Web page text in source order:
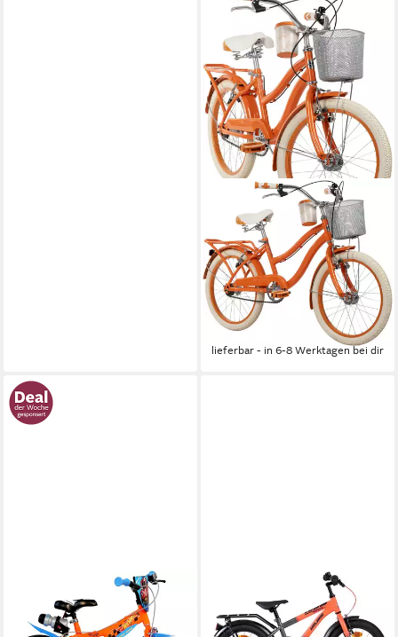
Jugendfahrrad Deluxe 20-Zoll
Fahrrad, Orange
27 cm Rahmenhöhe
62,3 kg Zul. Gesamtgewicht
Stahl Rahmen
289,99 €
14,40 €
mtl. in 24 Raten
lieferbar - in 6-8 Werktagen bei dir
Kinderfahrrad Hot Wheels 14"
Kinderfahrrad 3-6 Jahre